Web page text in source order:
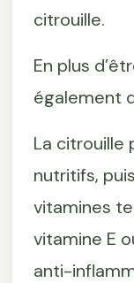
citrouille.
En plus
également
La citrouille
nutritifs,
vitamines
vitamine E
anti-